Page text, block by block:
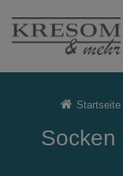
Startseite
Socken